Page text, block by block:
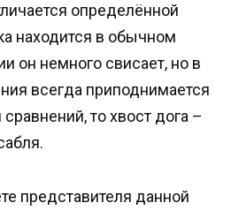
определённой
находится в обычном
он немного свисает, но в
всегда приподнимается
то хвост дога –
представителя данной